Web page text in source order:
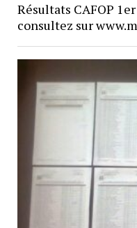
Résultats CAFOP
consultez sur